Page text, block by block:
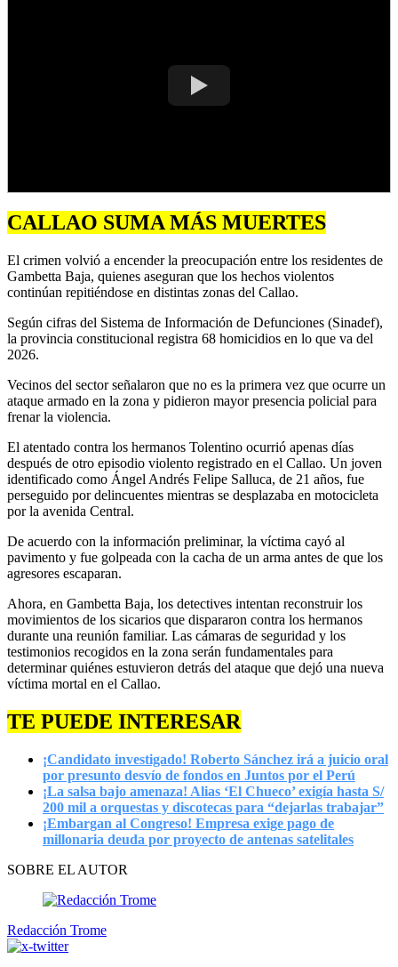
CALLAO SUMA MÁS MUERTES
El crimen volvió a encender la preocupación entre los residentes de
Gambetta Baja, quienes aseguran que los hechos violentos
continúan repitiéndose en distintas zonas del Callao.
Según cifras del Sistema de Información de Defunciones (Sinadef),
la provincia constitucional registra 68 homicidios en lo que va del
2026.
Vecinos del sector señalaron que no es la primera vez que ocurre un
ataque armado en la zona y pidieron mayor presencia policial para
frenar la violencia.
El atentado contra los hermanos Tolentino ocurrió apenas días
después de otro episodio violento registrado en el Callao. Un joven
identificado como Ángel Andrés Felipe Salluca, de 21 años, fue
perseguido por delincuentes mientras se desplazaba en motocicleta
por la avenida Central.
De acuerdo con la información preliminar, la víctima cayó al
pavimento y fue golpeada con la cacha de un arma antes de que los
agresores escaparan.
Ahora, en Gambetta Baja, los detectives intentan reconstruir los
movimientos de los sicarios que dispararon contra los hermanos
durante una reunión familiar. Las cámaras de seguridad y los
testimonios recogidos en la zona serán fundamentales para
determinar quiénes estuvieron detrás del ataque que dejó una nueva
víctima mortal en el Callao.
TE PUEDE INTERESAR
¡Candidato investigado! Roberto Sánchez irá a juicio oral
por presunto desvío de fondos en Juntos por el Perú
¡La salsa bajo amenaza! Alias ‘El Chueco’ exigía hasta S/
200 mil a orquestas y discotecas para “dejarlas trabajar”
¡Embargan al Congreso! Empresa exige pago de
millonaria deuda por proyecto de antenas satelitales
SOBRE EL AUTOR
Redacción Trome